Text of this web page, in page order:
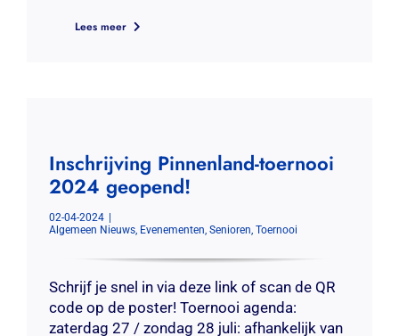
Lees meer
Inschrijving Pinnenland-toernooi
2024 geopend!
02-04-2024
Algemeen Nieuws, Evenementen, Senioren, Toernooi
Schrijf je snel in via deze link of scan de QR
code op de poster! Toernooi agenda:
zaterdag 27 / zondag 28 juli: afhankelijk van